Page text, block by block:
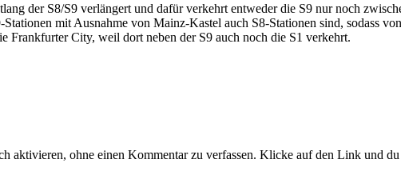
der S8/S9 verlängert und dafür verkehrt entweder die S9 nur noch
mit Ausnahme von Mainz-Kastel auch S8-Stationen sind, sodass
City, weil dort neben der S9 auch noch die S1 verkehrt.
ohne einen Kommentar zu verfassen. Klicke auf den Link und